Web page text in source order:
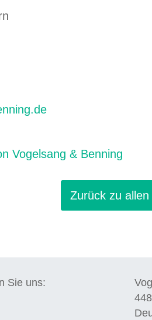
Vogelsang & Benning
Zurück zu allen
Sie uns: